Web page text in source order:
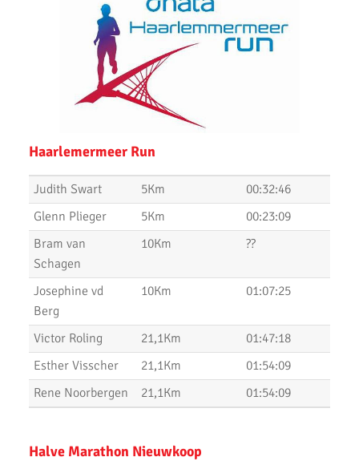
Zilveren Turfloop 2022
Wijnmarathon met AKU
Uitslagen Omloop van Noordwijkerhout 2022
Uitslagen Uithoorns Mooiste 2022
Uitslagen Weekend 09 April 2022
Uitslagen Weekend 2 April 2022
Uitslagen Weekend 27 Maart 2022
AKU lopers beginnen wedstrijden weer te vinden
Uitslagen 21 November 2021
Uitslagen 6 & 7 November 2021
Top Prestaties AKU op Marathon & Triathlon
Uitslagen 3000m & 5000m Test
Haarlemermeer Run
Judith Swart 5Km
00:32:46
Glenn Plieger
5Km
00:23:09
Bram van
Schagen
10Km ??
Josephine vd
Berg
10Km 01:07:25
Victor Roling 21,1Km
01:47:18
Esther Visscher
21,1Km
01:54:09
Rene Noorbergen
21,1Km 01:54:09
Halve Marathon Nieuwkoop